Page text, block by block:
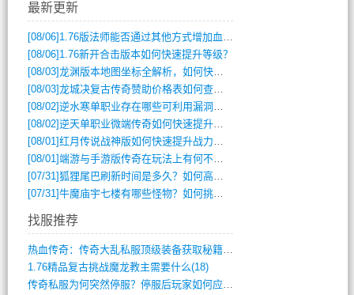
最新更新
[08/06] 1.76版法师能否通过其他方式增加血量？
[08/06] 1.76新开合击版本如何快速提升等级？
[08/03]龙渊版本地图坐标全解析，如何快速定位BOSS位置？
[08/03]龙城决复古传奇赞助价格表如何查询？
[08/02]逆水寒单职业存在哪些可利用漏洞？如何快速提升战力？
[08/02]逆天单职业微端传奇如何快速提升战力？新手必看攻略
[08/01]红月传说战神版如何快速提升战力？新手攻略全解析？
[08/01]端游与手游版传奇在玩法上有何不同？
[07/31]狐狸尾巴刷新时间是多久？如何高效获取传奇手游中的狐狸尾巴？
[07/31]牛魔庙宇七楼有哪些怪物？如何挑战它们？
找服推荐
热血传奇：传奇大乱私服顶级装备获取秘籍(887)
1.76精品复古挑战魔龙教主需要什么(18)
传奇私服为何突然停服？停服后玩家如何应对(744)